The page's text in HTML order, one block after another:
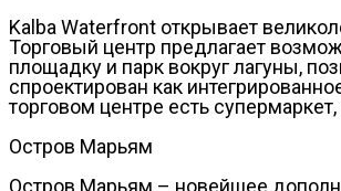
Kalba Waterfront открывает
Торговый центр предлагает
площадку и парк вокруг лагуны,
спроектирован как
торговом центре есть
Остров Марьям
Остров Марьям – новейшее